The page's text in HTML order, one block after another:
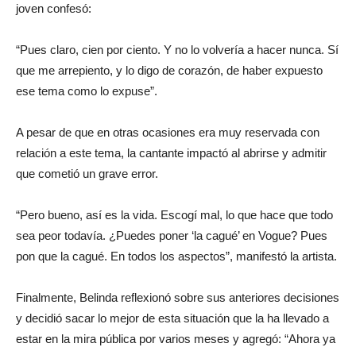
joven confesó:
“Pues claro, cien por ciento. Y no lo volvería a hacer nunca. Sí
que me arrepiento, y lo digo de corazón, de haber expuesto
ese tema como lo expuse”.
A pesar de que en otras ocasiones era muy reservada con
relación a este tema, la cantante impactó al abrirse y admitir
que cometió un grave error.
“Pero bueno, así es la vida. Escogí mal, lo que hace que todo
sea peor todavía. ¿Puedes poner ‘la cagué’ en Vogue? Pues
pon que la cagué. En todos los aspectos”, manifestó la artista.
Finalmente, Belinda reflexionó sobre sus anteriores decisiones
y decidió sacar lo mejor de esta situación que la ha llevado a
estar en la mira pública por varios meses y agregó: “Ahora ya